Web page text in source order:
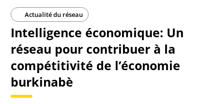
Actualité du réseau
Intelligence économique: Un
réseau pour contribuer à la
compétitivité de l’économie
burkinabè